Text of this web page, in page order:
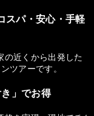
スパ・安心・手軽
の近くから出発した
ツアーです。
」でお得